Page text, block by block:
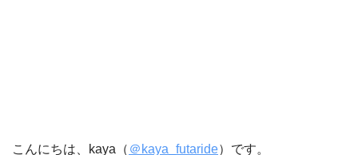
こんにちは、kaya（ ＠kaya_futaride）です。